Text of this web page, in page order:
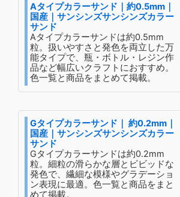
Aタイプカラーサンド｜約0.5mm｜
国産｜サンシンズサンシンズカラー
サンド
Aタイプカラーサンドは約0.5mm
粒。扱いやすさと発色を両立した万
能タイプで、瓶・ボトル・レジン作
品など幅広いクラフトにおすすめ。
色一覧と商品をまとめて掲載。
Gタイプカラーサンド｜ 約0.2mm｜
国産｜サンシンズサンシンズカラー
サンド
Gタイプカラーサンドは約0.2mm
粒。細粒の滑らかな層とビビッドな
発色で、繊細な模様やグラデーショ
ン表現に最適。色一覧と商品をまと
めて掲載。